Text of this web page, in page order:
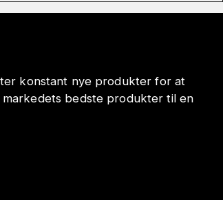
konstant nye produkter for at
bedste produkter til en